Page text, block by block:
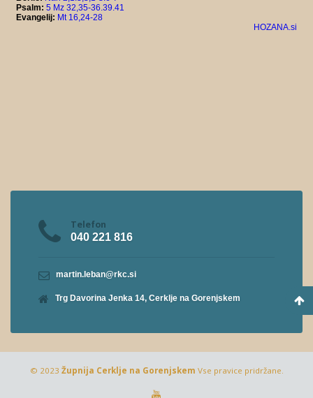
Telefon
040 221 816
martin.leban@rkc.si
Trg Davorina Jenka 14, Cerklje na Gorenjskem
© 2023 Župnija Cerklje na Gorenjskem Vse pravice pridržane.